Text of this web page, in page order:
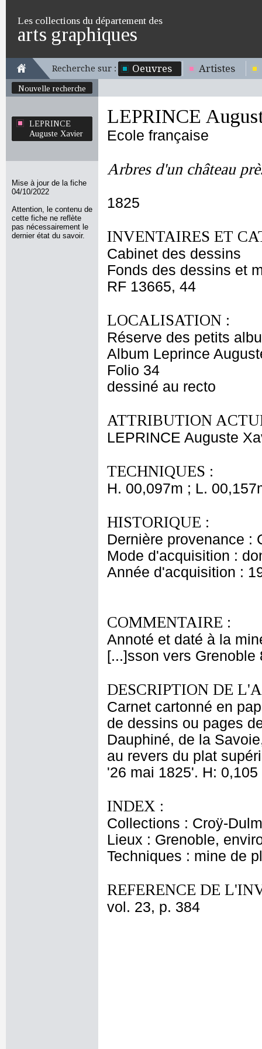
Les collections du département des
arts graphiques
Recherche sur : Oeuvres Artistes
Nouvelle recherche
LEPRINCE
Auguste Xavier
Mise à jour de la fiche
04/10/2022
Attention, le contenu de
cette fiche ne reflète
pas nécessairement le
dernier état du savoir.
LEPRINCE
Ecole française
Arbres d'un château
1825
INVENTAIRES ET
Cabinet des dessins
Fonds des dessins et
RF 13665, 44
LOCALISATION :
Réserve des petits
Album Leprince
Folio 34
dessiné au recto
ATTRIBUTION
LEPRINCE Auguste
TECHNIQUES :
H. 00,097m ; L.
HISTORIQUE :
Dernière provenance :
Mode d'acquisition :
Année d'acquisition :
COMMENTAIRE :
Annoté et daté à la
[...]sson vers Grenoble
DESCRIPTION DE
Carnet cartonné en
de dessins ou pages
Dauphiné, de la
au revers du plat
'26 mai 1825'. H:
INDEX :
Collections : Croÿ-
Lieux : Grenoble,
Techniques : mine de
REFERENCE DE
vol. 23, p. 384